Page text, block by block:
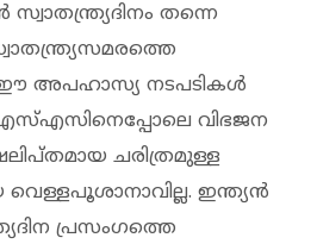
തന്നെ
അപഹാസ്യ നടപടികൾ
വിഭജന
ചരിത്രമുള്ള
ഇന്ത്യൻ
പ്രസംഗത്തെ